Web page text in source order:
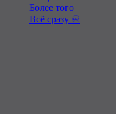
Более того
Всё сразу ♾️